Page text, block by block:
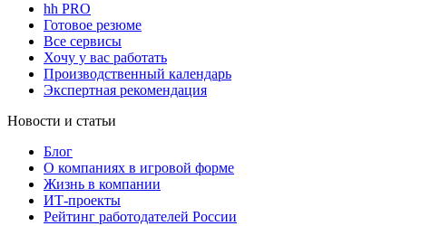
hh PRO
Готовое резюме
Все сервисы
Хочу у вас работать
Производственный календарь
Экспертная рекомендация
Новости и статьи
Блог
О компаниях в игровой форме
Жизнь в компании
ИТ-проекты
Рейтинг работодателей России